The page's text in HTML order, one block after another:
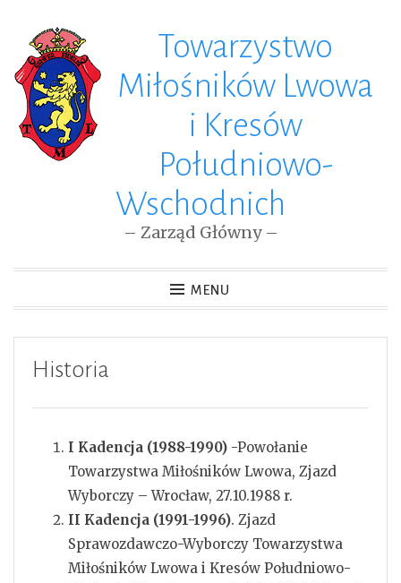
content
Towarzystwo
Miłośników Lwowa
i Kresów
Południowo-
Wschodnich
– Zarząd Główny –
MENU
Historia
I Kadencja (1988-1990) -Powołanie
Towarzystwa Miłośników Lwowa, Zjazd
Wyborczy – Wrocław, 27.10.1988 r.
II Kadencja (1991-1996). Zjazd
Sprawozdawczo-Wyborczy Towarzystwa
Miłośników Lwowa i Kresów Południowo-